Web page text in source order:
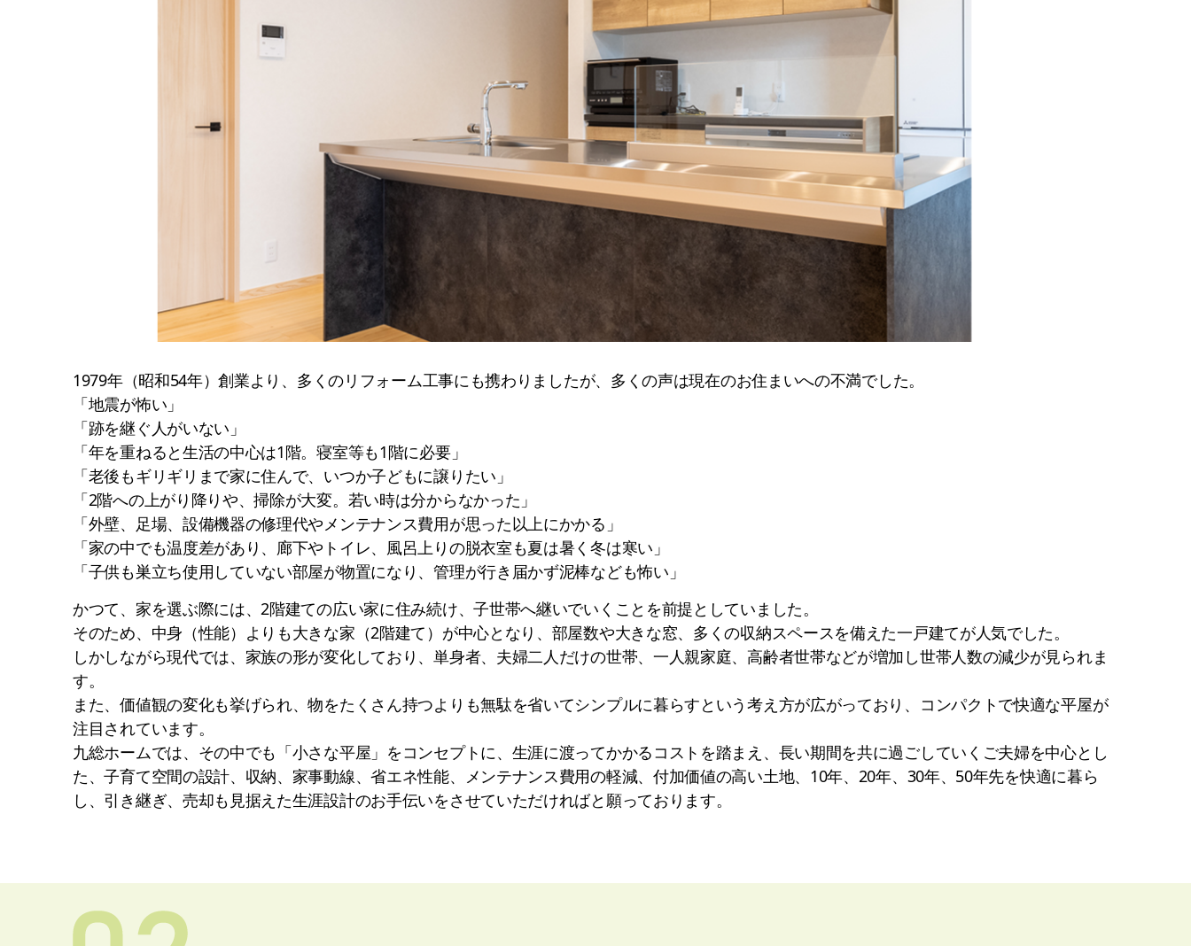
1979年（昭和54年）創業より、多くのリフォーム工事にも携わりましたが、多くの声は現在のお住まいへの不満でした。
「地震が怖い」
「跡を継ぐ人がいない」
「年を重ねると生活の中心は1階。寝室等も1階に必要」
「老後もギリギリまで家に住んで、いつか子どもに譲りたい」
「2階への上がり降りや、掃除が大変。若い時は分からなかった」
「外壁、足場、設備機器の修理代やメンテナンス費用が思った以上にかかる」
「家の中でも温度差があり、廊下やトイレ、風呂上りの脱衣室も夏は暑く冬は寒い」
「子供も巣立ち使用していない部屋が物置になり、管理が行き届かず泥棒なども怖い」
かつて、家を選ぶ際には、2階建ての広い家に住み続け、子世帯へ継いでいくことを前提としていました。
そのため、中身（性能）よりも大きな家（2階建て）が中心となり、部屋数や大きな窓、多くの収納スペースを備えた一戸建てが人気でした。
しかしながら現代では、家族の形が変化しており、単身者、夫婦二人だけの世帯、一人親家庭、高齢者世帯などが増加し世帯人数の減少が見られま
す。
また、価値観の変化も挙げられ、物をたくさん持つよりも無駄を省いてシンプルに暮らすという考え方が広がっており、コンパクトで快適な平屋が
注目されています。
九総ホームでは、その中でも「小さな平屋」をコンセプトに、生涯に渡ってかかるコストを踏まえ、長い期間を共に過ごしていくご夫婦を中心とし
た、子育て空間の設計、収納、家事動線、省エネ性能、メンテナンス費用の軽減、付加価値の高い土地、10年、20年、30年、50年先を快適に暮ら
し、引き継ぎ、売却も見据えた生涯設計のお手伝いをさせていただければと願っております。